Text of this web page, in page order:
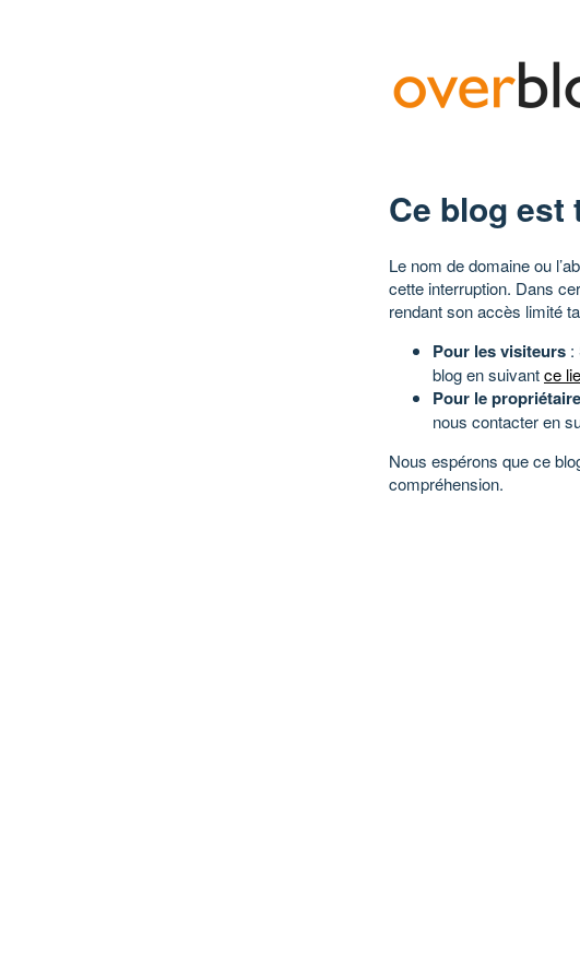
Ce blog
Le nom de domaine ou
cette interruption. Dans
rendant son accès limité
Pour les visiteurs :
blog en suivantce
Pour le propriétaire
nous contacter en
Nous espérons que ce
compréhension.